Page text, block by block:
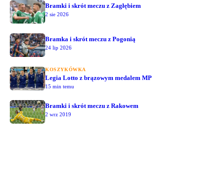
Bramki i skrót meczu z Zagłębiem
2 sie 2026
Bramka i skrót meczu z Pogonią
24 lip 2026
KOSZYKÓWKA
Legia Lotto z brązowym medalem MP
15 min temu
Bramki i skrót meczu z Rakowem
2 wrz 2019